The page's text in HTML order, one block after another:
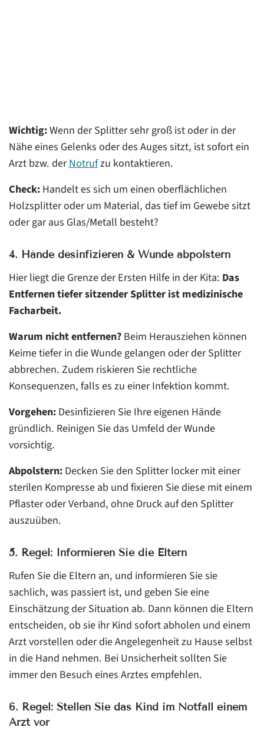
Wichtig:Wenn der Splitter sehr groß ist oder in der
Nähe eines Gelenks oder des Auges sitzt, ist sofort ein
Arzt bzw. derNotrufzu kontaktieren.
Check:Handelt es sich um einen oberflächlichen
Holzsplitter oder um Material, das tief im Gewebe sitzt
oder gar aus Glas/Metall besteht?
4. Hände desinfizieren & Wunde abpolstern
Hier liegt die Grenze der Ersten Hilfe in der Kita: Das
Entfernen tiefer sitzender Splitter ist medizinische
Facharbeit.
Warum nicht entfernen?Beim Herausziehen können
Keime tiefer in die Wunde gelangen oder der Splitter
abbrechen. Zudem riskieren Sie rechtliche
Konsequenzen, falls es zu einer Infektion kommt.
Vorgehen:Desinfizieren Sie Ihre eigenen Hände
gründlich. Reinigen Sie das Umfeld der Wunde
vorsichtig.
Abpolstern:Decken Sie den Splitter locker mit einer
sterilen Kompresse ab und fixieren Sie diese mit einem
Pflaster oder Verband, ohne Druck auf den Splitter
auszuüben.
5. Regel: Informieren Sie die Eltern
Rufen Sie die Eltern an, und informieren Sie sie
sachlich, was passiert ist, und geben Sie eine
Einschätzung der Situation ab. Dann können die Eltern
entscheiden, ob sie ihr Kind sofort abholen und einem
Arzt vorstellen oder die Angelegenheit zu Hause selbst
in die Hand nehmen. Bei Unsicherheit sollten Sie
immer den Besuch eines Arztes empfehlen.
6. Regel: Stellen Sie das Kind im Notfall einem
Arzt vor